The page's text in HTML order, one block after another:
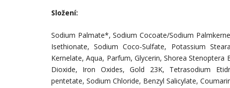
Složení:
Sodium Palmate*, Sodium Cocoate/Sodium
Isethionate, Sodium Coco-Sulfate, Potassium
Kernelate, Aqua, Parfum, Glycerin, Shorea Stenoptera
Dioxide, Iron Oxides, Gold 23K, Tetrasodium
pentetate, Sodium Chloride, Benzyl Salicylate,